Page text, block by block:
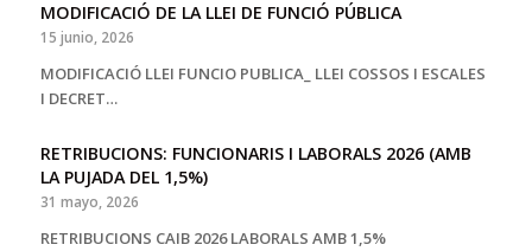
MODIFICACIÓ DE LA LLEI DE FUNCIÓ PÚBLICA
15 junio, 2026
MODIFICACIÓ LLEI FUNCIO PUBLICA_ LLEI COSSOS I ESCALES
I DECRET…
RETRIBUCIONS: FUNCIONARIS I LABORALS 2026 (AMB
LA PUJADA DEL 1,5%)
31 mayo, 2026
RETRIBUCIONS CAIB 2026 LABORALS AMB 1,5%